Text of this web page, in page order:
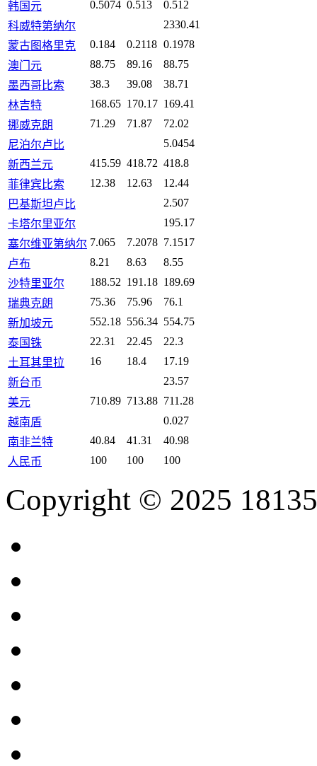
韩国元 0.5074 0.513
0.512
科威特第纳尔
2330.41
蒙古图格里克
0.184 0.2118 0.1978
澳门元
88.75 89.16
88.75
墨西哥比索
38.3 39.08
38.71
林吉特
168.65 170.17 169.41
挪威克朗
71.29 71.87
72.02
尼泊尔卢比
5.0454
新西兰元
415.59 418.72 418.8
菲律宾比索
12.38 12.63
12.44
巴基斯坦卢比
2.507
卡塔尔里亚尔
195.17
塞尔维亚第纳尔 7.065 7.2078 7.1517
卢布
8.21 8.63
8.55
沙特里亚尔
188.52 191.18 189.69
瑞典克朗
75.36 75.96
76.1
新加坡元
552.18 556.34 554.75
泰国铢
22.31 22.45
22.3
土耳其里拉
16 18.4
17.19
新台币
23.57
美元
710.89 713.88 711.28
越南盾
0.027
南非兰特
40.84 41.31
40.98
人民币
100 100 100
Copyright © 2025